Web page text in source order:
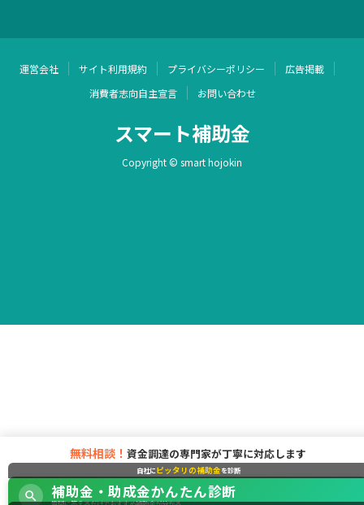
運営会社 サイト利用規約 プライバシーポリシー
広告掲載
消費者志向自主宣言
お問い合わせ
スマート補助金
Copyright © smart hojokin
無料相談！ 資金調達の専門家が丁寧に対応します
自社にピッタリの補助金を診断
補助金・助成金かんたん診断